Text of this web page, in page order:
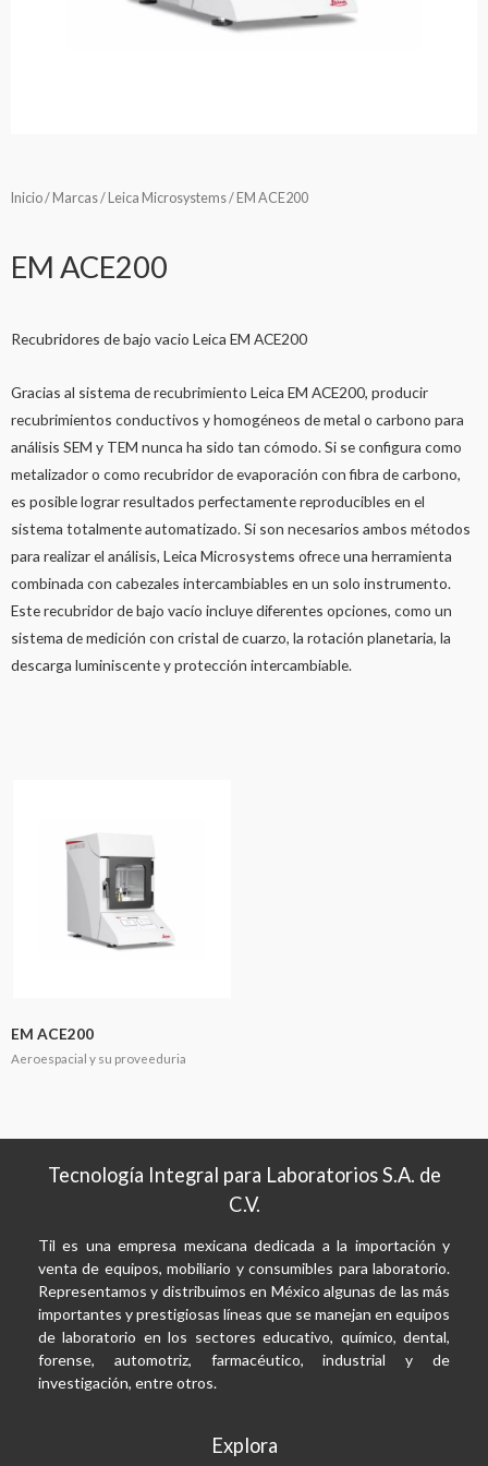
Inicio/ Marcas/ Leica Microsystems/ EM ACE200
EM ACE200
Recubridores de bajo vacio Leica EM ACE200
Gracias al sistema de recubrimiento Leica EM ACE200, producir
recubrimientos conductivos y homogéneos de metal o carbono para
análisis SEM y TEM nunca ha sido tan cómodo. Si se configura como
metalizador o como recubridor de evaporación con fibra de carbono,
es posible lograr resultados perfectamente reproducibles en el
sistema totalmente automatizado. Si son necesarios ambos métodos
para realizar el análisis, Leica Microsystems ofrece una herramienta
combinada con cabezales intercambiables en un solo instrumento.
Este recubridor de bajo vacío incluye diferentes opciones, como un
sistema de medición con cristal de cuarzo, la rotación planetaria, la
descarga luminiscente y protección intercambiable.
EM ACE200
Aeroespacial y su proveeduria
Tecnología Integral para Laboratorios S.A. de
C.V.
Til es una empresa mexicana dedicada a la importación y
venta de equipos, mobiliario y consumibles para laboratorio.
Representamos y distribuimos en México algunas de las más
importantes y prestigiosas líneas que se manejan en equipos
de laboratorio en los sectores educativo, químico, dental,
forense, automotriz, farmacéutico, industrial y de
investigación, entre otros.
Explora